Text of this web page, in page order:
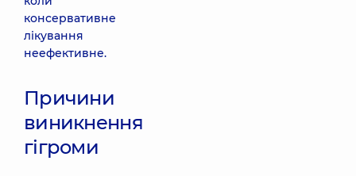
консервативне
лікування
неефективне.
Причини
виникнення
гігроми